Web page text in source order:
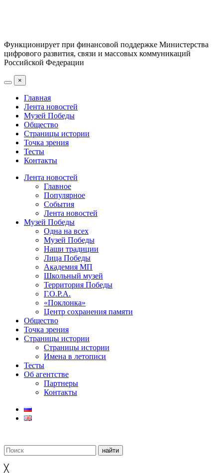
Функционирует при финансовой поддержке Министерства
цифрового развития, связи и массовых коммуникаций
Российской Федерации
×
Главная
Лента новостей
Музей Победы
Общество
Страницы истории
Точка зрения
Тесты
Контакты
Лента новостей
Главное
Популярное
События
Лента новостей
Музей Победы
Одна на всех
Музей Победы
Наши традиции
Лица Победы
Академия МП
Школьный музей
Территория Победы
Г.О.Р.А.
«Поклонка»
Центр сохранения памяти
Общество
Точка зрения
Страницы истории
Страницы истории
Имена в летописи
Тесты
Об агентстве
Партнеры
Контакты
╳